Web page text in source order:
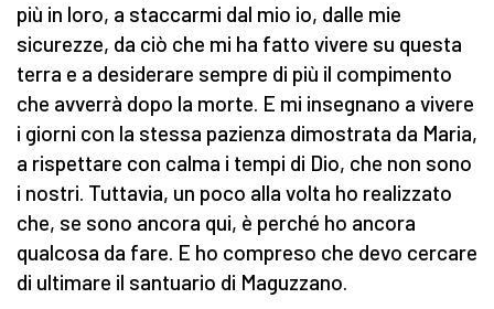
più in loro, a staccarmi dal mio io, dalle mie
sicurezze, da ciò che mi ha fatto vivere su questa
terra e a desiderare sempre di più il compimento
che avverrà dopo la morte. E mi insegnano a vivere
i giorni con la stessa pazienza dimostrata da Maria,
a rispettare con calma i tempi di Dio, che non sono
i nostri. Tuttavia, un poco alla volta ho realizzato
che, se sono ancora qui, è perché ho ancora
qualcosa da fare. E ho compreso che devo cercare
di ultimare il santuario di Maguzzano.